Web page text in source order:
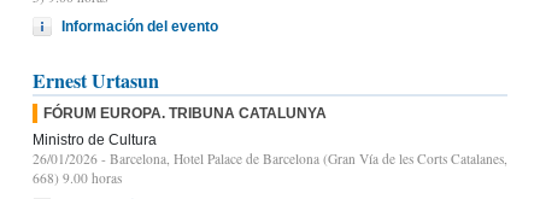
Información del evento
Ernest Urtasun
FÓRUM EUROPA. TRIBUNA CATALUNYA
Ministro de Cultura
26/01/2026 - Barcelona, Hotel Palace de Barcelona (Gran Vía de les Corts Catalanes,
668) 9.00 horas